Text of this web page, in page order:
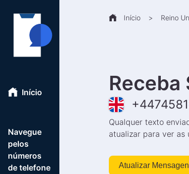
Início
Navegue
pelos
números
de telefone
Início > Reino
Receba
+
Qualquer texto
atualizar para ver as
Atualizar